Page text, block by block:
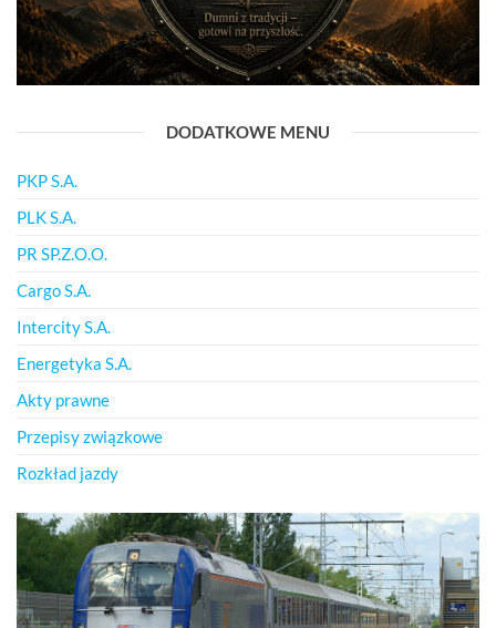
DODATKOWE MENU
PKP S.A.
PLK S.A.
PR SP.Z.O.O.
Cargo S.A.
Intercity S.A.
Energetyka S.A.
Akty prawne
Przepisy związkowe
Rozkład jazdy